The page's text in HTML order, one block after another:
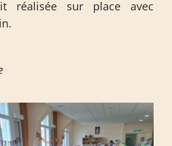
réalisée sur place avec